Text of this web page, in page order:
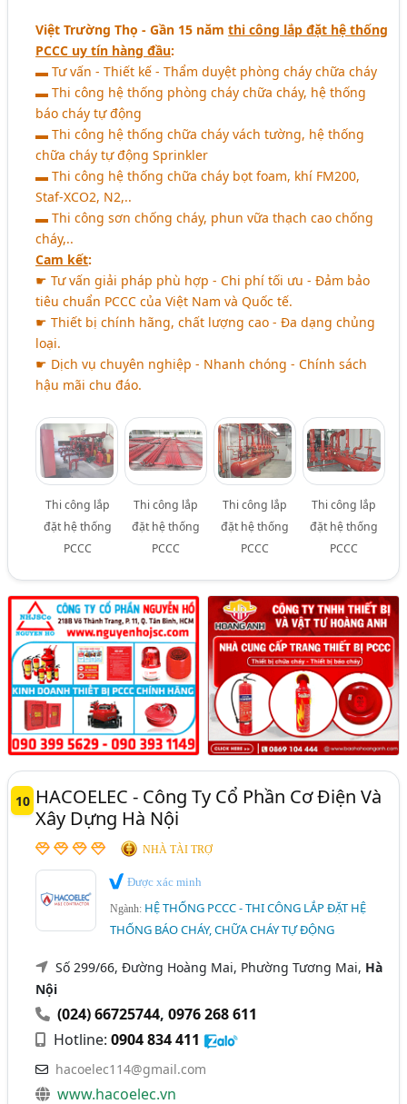
Việt Trường Thọ - Gần 15 nămthi công lắp đặt hệ thống
PCCC uy tín hàng đầu:
▬ Tư vấn - Thiết kế - Thẩm duyệt phòng cháy chữa cháy
▬ Thi công hệ thống phòng cháy chữa cháy, hệ thống
báo cháy tự động
▬ Thi công hệ thống chữa cháy vách tường, hệ thống
chữa cháy tự động Sprinkler
▬ Thi công hệ thống chữa cháy bọt foam, khí FM200,
Staf-XCO2, N2,..
▬ Thi công sơn chống cháy, phun vữa thạch cao chống
cháy,..
Cam kết:
☛ Tư vấn giải pháp phù hợp - Chi phí tối ưu - Đảm bảo
tiêu chuẩn PCCC của Việt Nam và Quốc tế.
☛ Thiết bị chính hãng, chất lượng cao - Đa dạng chủng
loại.
☛ Dịch vụ chuyên nghiệp - Nhanh chóng - Chính sách
hậu mãi chu đáo.
Thi công lắp
đặt hệ thống
PCCC
Thi công lắp
đặt hệ thống
PCCC
Thi công lắp
đặt hệ thống
PCCC
Thi công lắp
đặt hệ thống
PCCC
10 HACOELEC - Công Ty Cổ Phần Cơ Điện Và
Xây Dựng Hà Nội
NHÀ TÀI TRỢ
Được xác minh
Ngành: HỆ THỐNG PCCC - THI CÔNG LẮP ĐẶT HỆ
THỐNG BÁO CHÁY, CHỮA CHÁY TỰ ĐỘNG
Số 299/66, Đường Hoàng Mai, Phường Tương Mai, Hà
Nội
(024) 66725744,0976 268 611
Hotline:0904 834 411
hacoelec114@gmail.com
www.hacoelec.vn